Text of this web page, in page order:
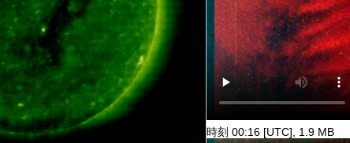
時刻 00:16 [UTC], 1.9 MB